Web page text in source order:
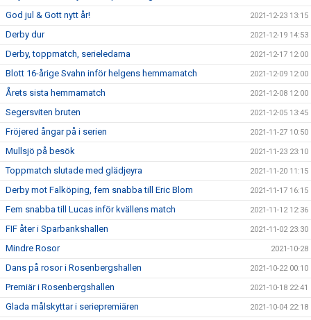
God jul & Gott nytt år! 2021-12-23 13:15
Derby dur 2021-12-19 14:53
Derby, toppmatch, serieledarna 2021-12-17 12:00
Blott 16-årige Svahn inför helgens hemmamatch 2021-12-09 12:00
Årets sista hemmamatch 2021-12-08 12:00
Segersviten bruten 2021-12-05 13:45
Fröjered ångar på i serien 2021-11-27 10:50
Mullsjö på besök 2021-11-23 23:10
Toppmatch slutade med glädjeyra 2021-11-20 11:15
Derby mot Falköping, fem snabba till Eric Blom 2021-11-17 16:15
Fem snabba till Lucas inför kvällens match 2021-11-12 12:36
FIF åter i Sparbankshallen 2021-11-02 23:30
Mindre Rosor 2021-10-28
Dans på rosor i Rosenbergshallen 2021-10-22 00:10
Premiär i Rosenbergshallen 2021-10-18 22:41
Glada målskyttar i seriepremiären 2021-10-04 22:18